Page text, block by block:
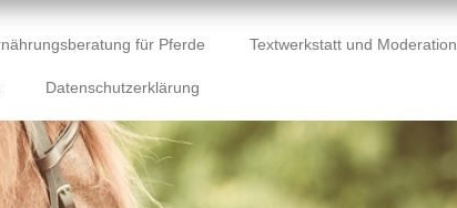
für Pferde Textwerkstatt und Moderation
Datenschutzerklärung